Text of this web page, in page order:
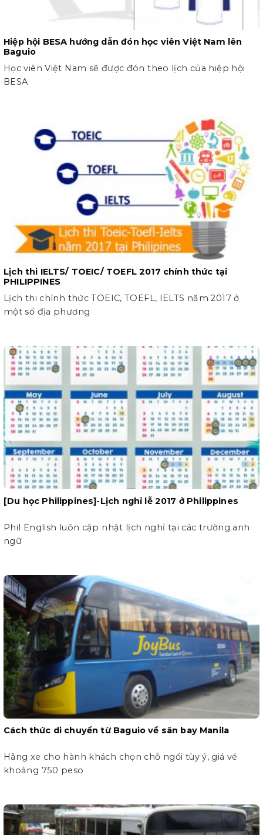
Hiệp hội BESA hướng dẫn đón học viên Việt Nam lên
Baguio
Học viên Việt Nam sẽ được đón theo lịch của hiệp hội
BESA
Lịch thi IELTS/ TOEIC/ TOEFL 2017 chính thức tại
PHILIPPINES
Lịch thi chính thức TOEIC, TOEFL, IELTS năm 2017 ở
một số địa phương
[Du học Philippines]-Lịch nghỉ lễ 2017 ở Philippines
Phil English luôn cập nhật lịch nghỉ tại các trường anh
ngữ
Cách thức di chuyển từ Baguio về sân bay Manila
Hãng xe cho hành khách chọn chỗ ngồi tùy ý, giá vé
khoảng 750 peso